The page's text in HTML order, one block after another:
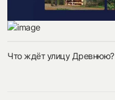
Что ждёт улицу Древнюю?